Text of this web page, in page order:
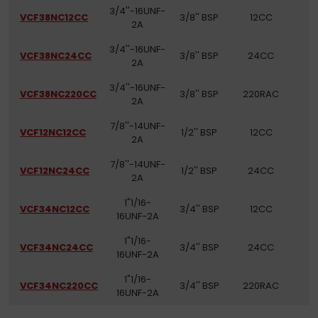
VCF38NC12CC
3/4''-16UNF-
2A
3/8'' BSP 12CC
VCF38NC24CC
3/4''-16UNF-
2A
3/8'' BSP 24CC
VCF38NC220CC
3/4''-16UNF-
2A
3/8'' BSP 220RAC
VCF12NC12CC
7/8''-14UNF-
2A
1/2'' BSP 12CC
VCF12NC24CC
7/8''-14UNF-
2A
1/2'' BSP 24CC
VCF34NC12CC
1"1/16-
16UNF-2A
3/4'' BSP 12CC
VCF34NC24CC
1"1/16-
16UNF-2A
3/4'' BSP 24CC
VCF34NC220CC
1"1/16-
16UNF-2A
3/4'' BSP 220RAC